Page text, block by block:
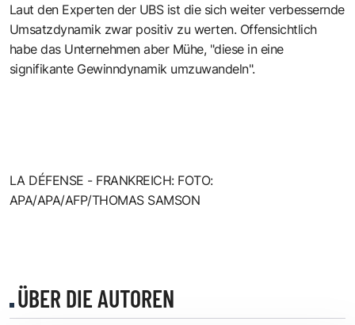
Laut den Experten der UBS ist die sich weiter verbessernde
Umsatzdynamik zwar positiv zu werten. Offensichtlich
habe das Unternehmen aber Mühe, "diese in eine
signifikante Gewinndynamik umzuwandeln".
LA DÉFENSE - FRANKREICH: FOTO:
APA/APA/AFP/THOMAS SAMSON
ÜBER DIE AUTOREN